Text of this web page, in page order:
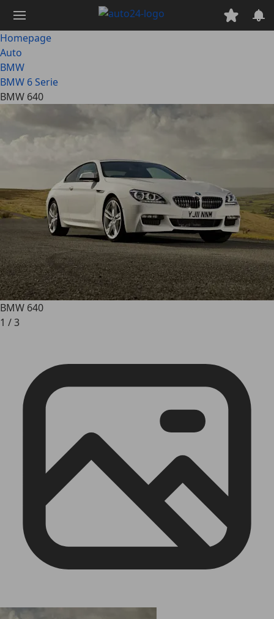
naar
hoofdinhoud
Homepage
Auto
BMW
BMW 6 Serie
BMW 640
BMW 640
1 /3